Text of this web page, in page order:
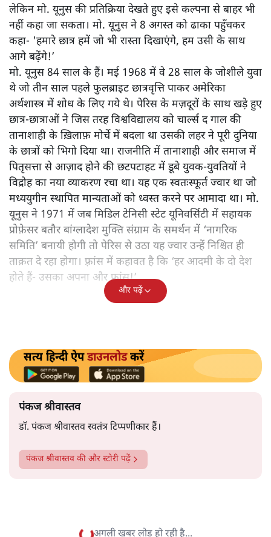
नोबेल से सम्मानित अर्थशास्त्री प्रोफ़ेसर मोहम्मद यूनुस ने जब
बांग्लादेश की अंतरिम सरकार का नेतृत्व सँभालने के लिए पेरिस से
ढाका के लिए उड़ान भरी तो उनके ज़ेहन में ‘मई 1968’ की गूँज
ज़रूर रही होगी। 56 साल पहले पेरिस के छात्र आंदोलन ने न सिर्फ़
फ़्रांस बल्कि पूरी दुनिया हिला दी थी। चार्ल्स द गाल जैसे राष्ट्र-नायक
को फ़्रांस छोड़कर भागना पड़ा था जैसे कि शेख़ हसीना को
बांग्लादेश छोड़ना पड़ा है। वैसे तो यह सब अंदाज़ा लगाने जैसा है
लेकिन मो. यूनुस की प्रतिक्रिया देखते हुए इसे कल्पना से बाहर भी
नहीं कहा जा सकता। मो. यूनुस ने 8 अगस्त को ढाका पहुँचकर
कहा- 'हमारे छात्र हमें जो भी रास्ता दिखाएंगे, हम उसी के साथ
आगे बढ़ेंगे!’
मो. यूनुस 84 साल के हैं। मई 1968 में वे 28 साल के जोशीले युवा
थे जो तीन साल पहले फुलब्राइट छात्रवृत्ति पाकर अमेरिका
अर्थशास्त्र में शोध के लिए गये थे। पेरिस के मज़दूरों के साथ खड़े हुए
छात्र-छात्राओं ने जिस तरह विश्वविद्यालय को चार्ल्स द गाल की
तानाशाही के ख़िलाफ़ मोर्चे में बदला था उसकी लहर ने पूरी दुनिया
के छात्रों को भिगो दिया था। राजनीति में तानाशाही और समाज में
यूनुस ने 1971 में जब मिडिल टेनिसी स्टेट यूनिवर्सिटी में सहायक
प्रोफ़ेसर बतौर बांग्लादेश मुक्ति संग्राम के समर्थन में ‘नागरिक
ताक़त दे रहा होगा। फ़्रांस में कहावत है कि ‘हर आदमी के दो देश
होते हैं- उसका अपना और फ़्रांस!’
और पढ़ें